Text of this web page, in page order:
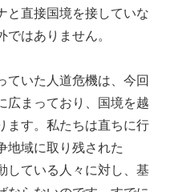
と直接国境を接していな
ではありません。
ていた人道危機は、今回
広まっており、国境を越
ます。私たちは直ちに行
地域に取り残された
している人々に対し、基